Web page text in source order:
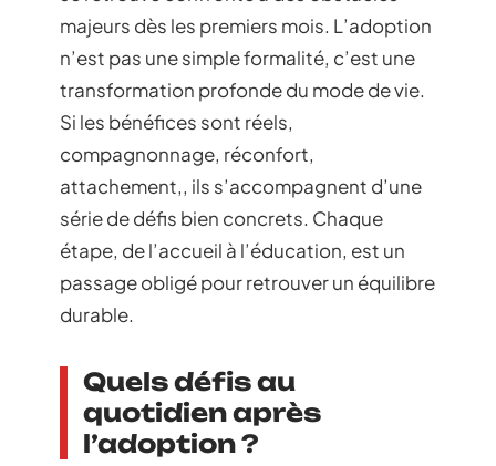
majeurs dès les premiers mois. L’adoption
n’est pas une simple formalité, c’est une
transformation profonde du mode de vie.
Si les bénéfices sont réels,
compagnonnage, réconfort,
attachement,, ils s’accompagnent d’une
série de défis bien concrets. Chaque
étape, de l’accueil à l’éducation, est un
passage obligé pour retrouver un équilibre
durable.
Quels défis au
quotidien après
l’adoption ?